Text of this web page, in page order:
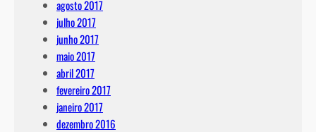
agosto 2017
julho 2017
junho 2017
maio 2017
abril 2017
fevereiro 2017
janeiro 2017
dezembro 2016